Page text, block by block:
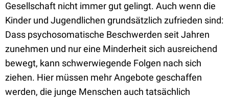
Gesellschaft nicht immer gut gelingt. Auch wenn die
Kinder und Jugendlichen grundsätzlich zufrieden sind:
Dass psychosomatische Beschwerden seit Jahren
zunehmen und nur eine Minderheit sich ausreichend
bewegt, kann schwerwiegende Folgen nach sich
ziehen. Hier müssen mehr Angebote geschaffen
werden, die junge Menschen auch tatsächlich